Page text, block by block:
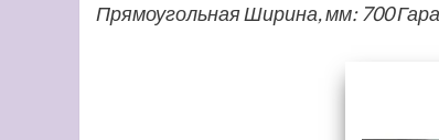
Прямоугольная Ширина, мм: 700